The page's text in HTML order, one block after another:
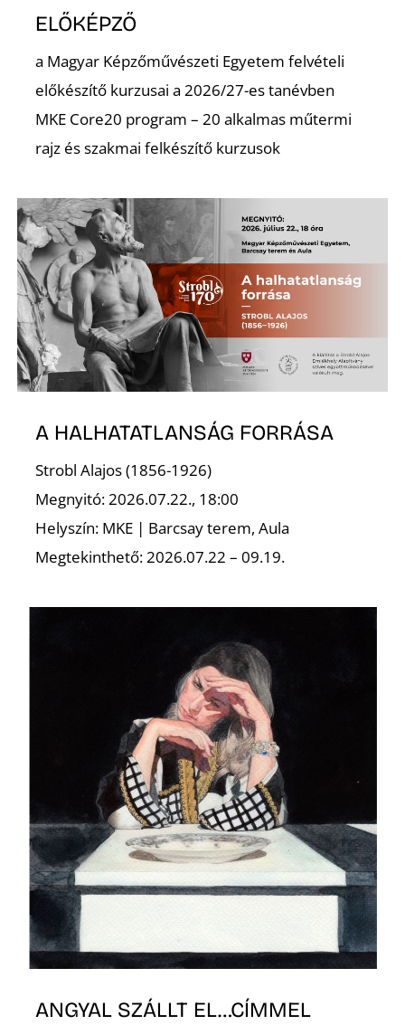
ELŐKÉPZŐ
a Magyar Képzőművészeti Egyetem felvételi
előkészítő kurzusai a 2026/27-es tanévben
MKE Core20 program – 20 alkalmas műtermi
rajz és szakmai felkészítő kurzusok
A HALHATATLANSÁG FORRÁSA
Strobl Alajos (1856-1926)
Megnyitó: 2026.07.22., 18:00
Helyszín: MKE | Barcsay terem, Aula
Megtekinthető: 2026.07.22 – 09.19.
ANGYAL SZÁLLT EL…CÍMMEL